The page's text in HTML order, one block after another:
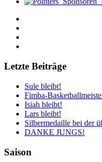
Letzte Beiträge
Sule bleibt!
Fimba-
Isiah bleibt!
Lars bleibt!
Silbermedaille bei der
DANKE JUNGS!
Saison